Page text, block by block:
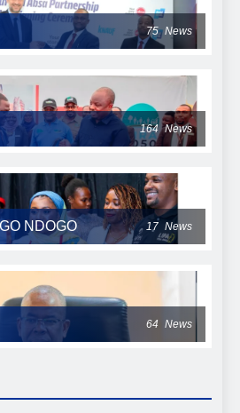
75 News
164 News
NDOGO 17 News
64 News